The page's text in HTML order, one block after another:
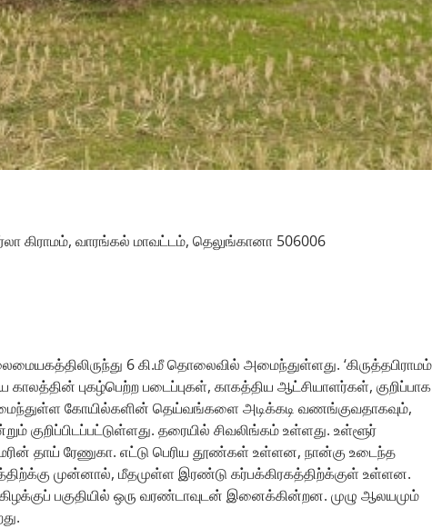
கிராமம், வாரங்கல் மாவட்டம், தெலுங்கானா 506006
6 கி.மீ தொலைவில் அமைந்துள்ளது.
காலத்தின் புகழ்பெற்ற படைப்புகள், காகத்திய ஆட்சியாளர்கள், குறிப்பாக
கோயில்களின் தெய்வங்களை அடிக்கடி வணங்குவதாகவும்,
குறிப்பிடப்பட்டுள்ளது. தரையில் சிவலிங்கம் உள்ளது. உள்ளூர்
தாய் ரேணுகா. எட்டு பெரிய தூண்கள் உள்ளன, நான்கு உடைந்த
முன்னால், மீதமுள்ள இரண்டு கர்பக்கிரகத்திற்க்குள் உள்ளன.
பகுதியில் ஒரு வரண்டாவுடன் இனைக்கின்றன. முழு ஆலயமும்